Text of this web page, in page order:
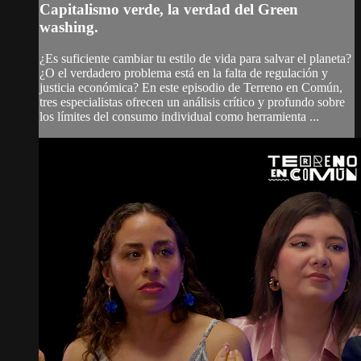
Capitalismo verde, la verdad del Green
washing.
¿Es suficiente cambiar tu estilo de vida para salvar el planeta?
¿O el verdadero problema está en la falta de regulación y
justicia económica? En este episodio de Terreno en Común,
tres especialistas ofrecen un análisis crítico y profundo sobre
los límites del consumo individual como herramienta ...